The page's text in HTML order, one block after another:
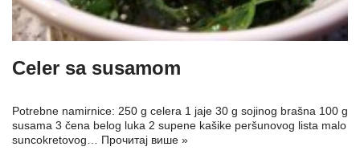
Celer sa susamom
Potrebne namirnice: 250 g celera 1 jaje 30 g sojinog brašna 100 g
susama 3 čena belog luka 2 supene kašike peršunovog lista malo
suncokretovog… Прочитај више »